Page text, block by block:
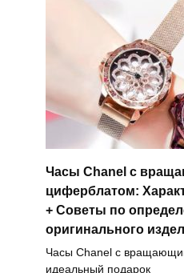
Часы Chanel с
циферблатом:
+ Советы по
оригинального
Часы Chanel с
идеальный подарок